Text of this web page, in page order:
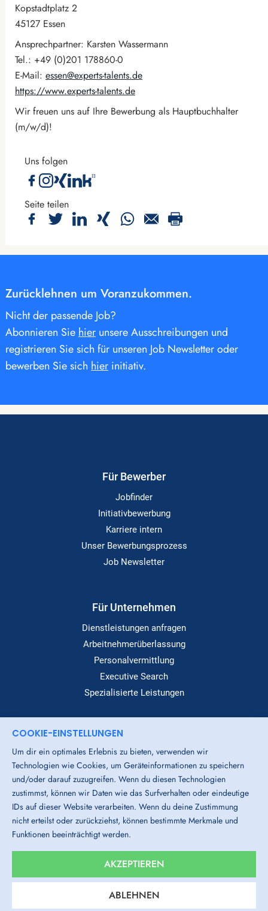
Kopstadtplatz 2
45127 Essen
Ansprechpartner: Karsten Wassermann
Tel.: +49 (0)201 178860-0
E-Mail: essen@experts-talents.de
https://www.experts-talents.de
Wir freuen uns auf Ihre Bewerbung als Hauptbuchhalter
(m/w/d)!
Uns folgen
Seite teilen
Zurücklehnen um Voranzukommen.
Nicht der passende Job?
Abonnieren Sie hierunsere Ausschreibungen und
registrieren Sie sich für unseren Job Newsletter oder
bewerben Sie sich hierinitiativ.
Für Bewerber
Jobfinder
Initiativbewerbung
Karriere intern
Unser Bewerbungsprozess
Job Newsletter
Für Unternehmen
Dienstleistungen anfragen
Arbeitnehmerüberlassung
Personalvermittlung
Executive Search
Spezialisierte Leistungen
Dialog
Standorte
Über Uns
Login-Bereich
Downloads
Datenschutz
Hinweisgeber-System
Gender-Hinweis
Verhaltenskodex
COOKIE-EINSTELLUNGEN
Um dir ein optimales Erlebnis zu bieten, verwenden wir
Technologien wie Cookies, um Geräteinformationen zu speichern
und/oder darauf zuzugreifen. Wenn du diesen Technologien
zustimmst, können wir Daten wie das Surfverhalten oder eindeutige
IDs auf dieser Website verarbeiten. Wenn du deine Zustimmung
nicht erteilst oder zurückziehst, können bestimmte Merkmale und
Funktionen beeinträchtigt werden.
ABLEHNEN
AKZEPTIEREN